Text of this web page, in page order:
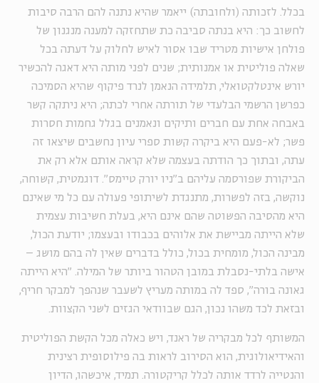
בכלל. לזכותה (ולחובתה) ייאמר שהיא נתנה להם הרבה סיבות
לחשוב כך: היא בנתה סביבה כת שתחזקה למענה מנגנון של
פולחן אישיות מטריד שבו אסור לאיש לחלוק על דעתה בכל
שאלה פוליטית או אמנותית; שנים לפני מותה היא דאגה להכשיר
יורש אינטלקטואלי, תלמידה הנאמן לנרד פיקוף שהיא הסמיכה
כפרשן הרשמי הבלעדי של תורתה אחרי לכתה; היא ניתקה קשר
באבחה אחת עם חברים ותיקים ונאמנים בגלל גחמות חסרות
פשר; לא-פעם היא ביקרה קשות ספרי עיון נחשבים שיצאו זה
עתה, ובתוך כך הודתה בעצמה שלא קראה אותם אלא רק את
הביקורת שפורסמה עליהם ב"ניו יורק טיימס". דוגמטית, קשוחה,
נוקשה, בזה לפשרות, מתנגדת לשיתופי פעולה עם כל מי שאינם
היא מהסיבה הפשוטה שהם אינם היא, בעלת חשיבות עצמית
שלא הייתה מביישת את אלוהים בכבודו ובעצמו; יודעת הכול,
מבינה הכול, מומחית בכול, כולל בדברים שאין לה בהם מושג –
אישה בלתי-נסבלת במובן הטהור ביותר של המילה. ״היא הייתה
גאונה בורה״, ספד לה במותה מעריץ לשעבר שנהפך למבקר חריף,
ובזאת לכד משהו נכון, הגם שבוודאי הגזים לשני הקצוות.
המשותף לכל מבקריה של ראנד, ויש כאלה מכל הקשת הפוליטית
והאידיאולוגית, הוא הסירוב לראות בה פילוסופית רצינית
והנטייה לרדד אותה לכלל קריקטורה. תמיד, איכשהו, הדיון